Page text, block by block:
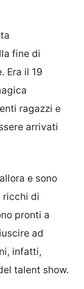
fine di
Era il 19
ragazzi e
arrivati
e sono
ricchi di
pronti a
ad
infatti,
talent show.